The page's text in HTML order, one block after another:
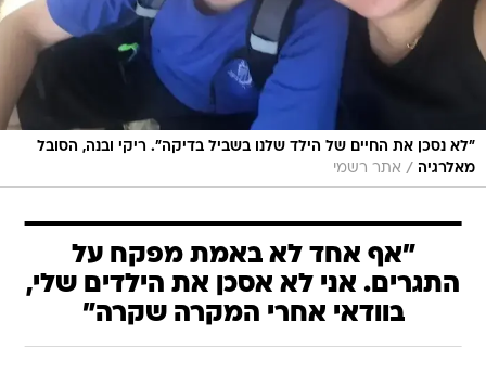
"לא נסכן את החיים של הילד שלנו בשביל בדיקה". ריקי ובנה, הסובל
מאלרגיה / אתר רשמי
"אף אחד לא באמת מפקח על
התגרים. אני לא אסכן את הילדים שלי,
בוודאי אחרי המקרה שקרה"